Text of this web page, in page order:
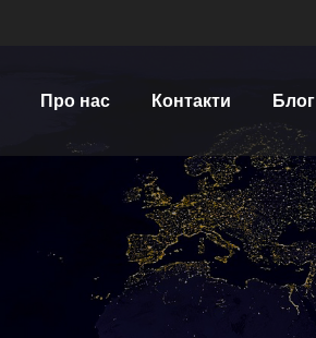
Про нас Контакти Блог